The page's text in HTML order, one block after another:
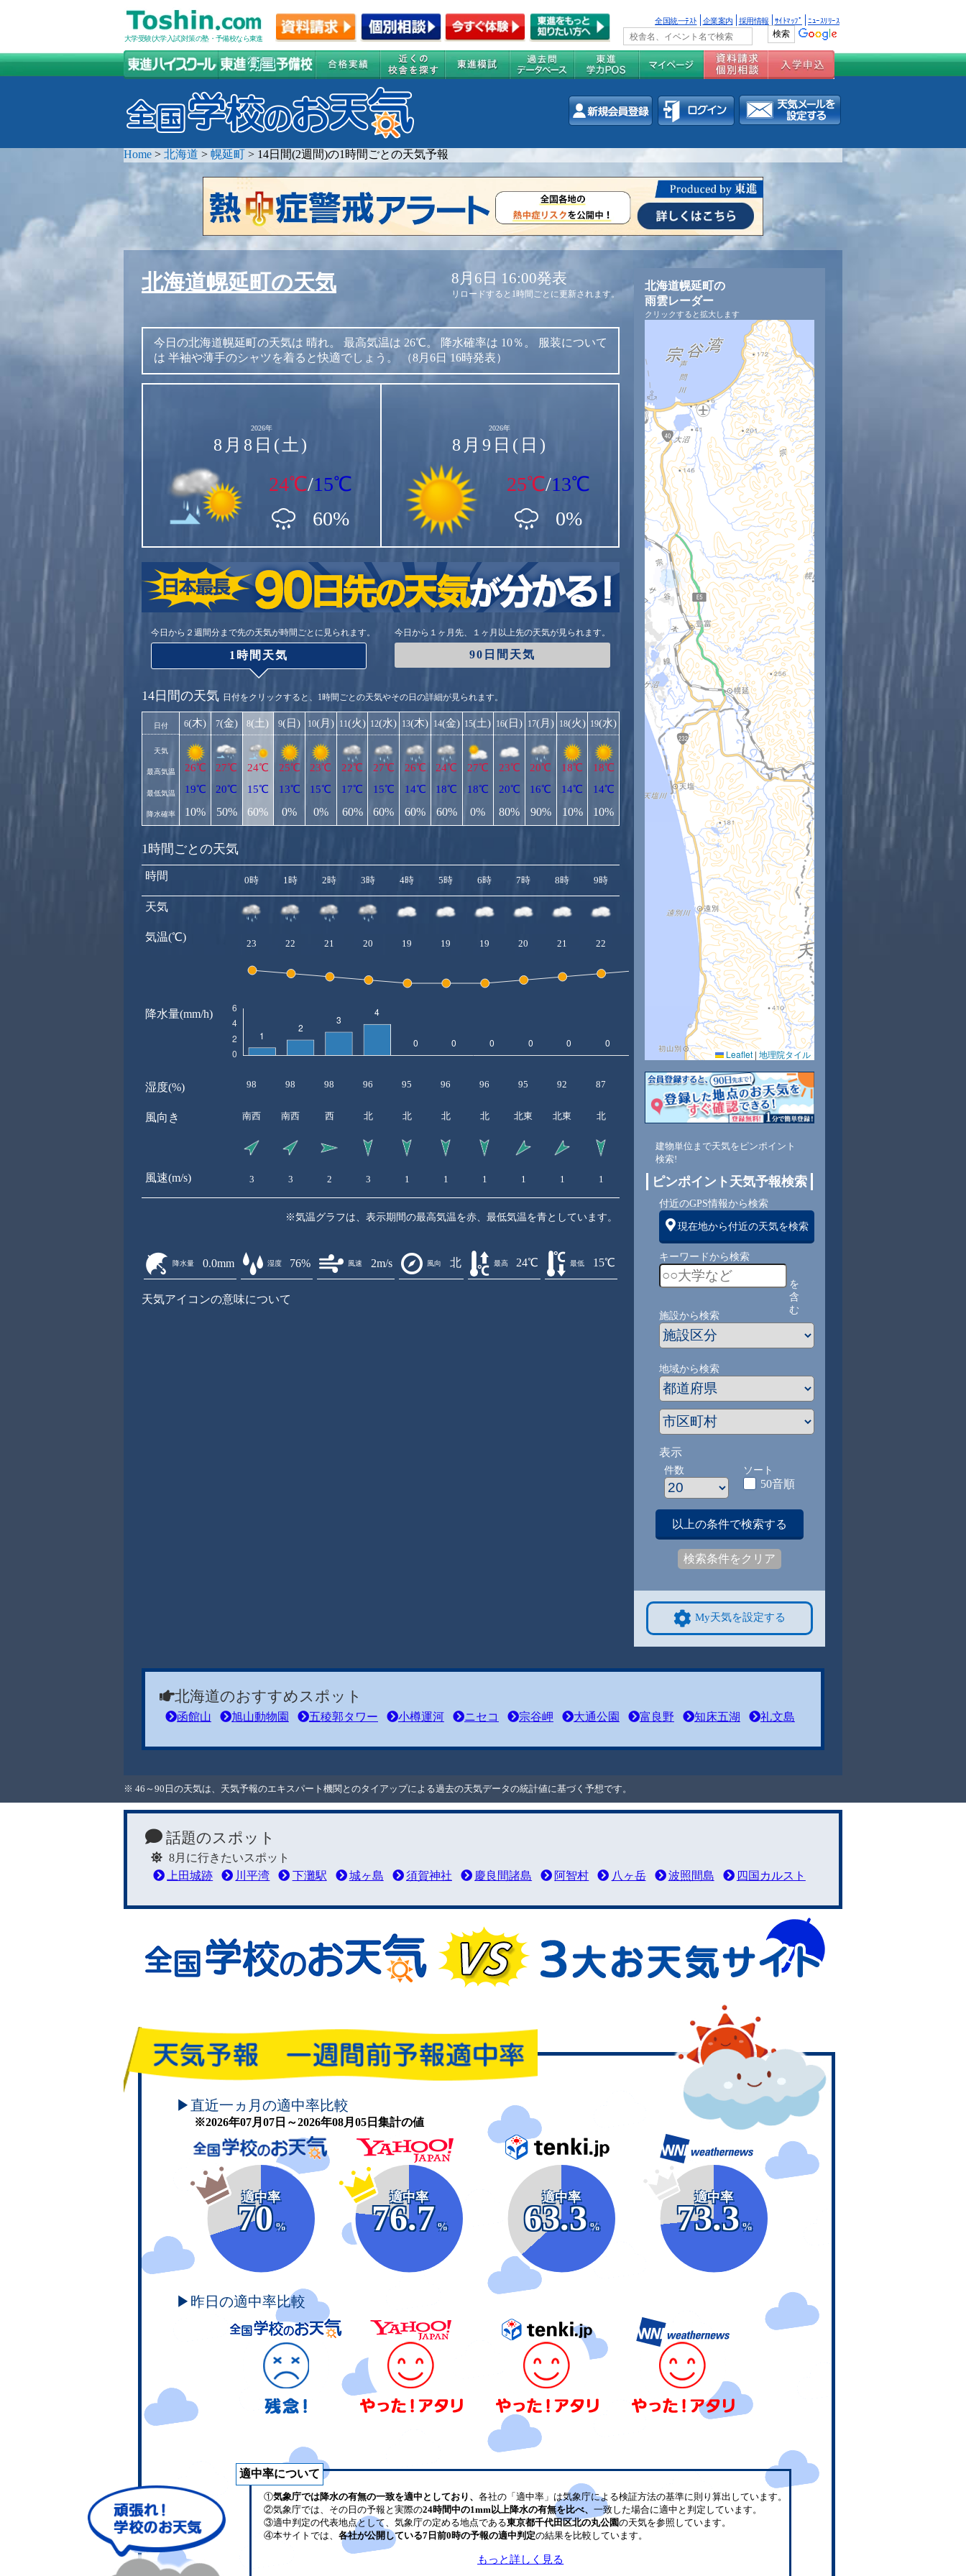
大学受験(大学入試)対策の塾・予備校なら東進
全国統一ﾃｽﾄ 企業案内 採用情報 ｻｲﾄﾏｯﾌﾟ ﾆｭｰｽﾘﾘｰｽ
Home > 北海道 > 幌延町 > 14日間(2週間)の1時間ごとの天気予報
北海道幌延町の天気 8月6日 16:00発表
リロードすると1時間ごとに更新されます。
今日の北海道幌延町の天気は 晴れ。 最高気温は 26℃。 降水確率は 10％。
服装について
は 半袖や薄手のシャツを着ると快適でしょう。 （8月6日 16時発表）
2026年
8月8日(土)
24℃/15℃
60%
2026年
8月9日(日)
25℃/13℃
0%
今日から２週間分まで先の天気が時間ごとに見られます。
1時間天気
今日から１ヶ月先、１ヶ月以上先の天気が見られます。
90日間天気
14日間の天気 日付をクリックすると、1時間ごとの天気やその日の詳細が見られます。
日付
天気
最高気温
最低気温
降水確率
6(木)
26℃
19℃
10%
7(金)
27℃
20℃
50%
8(土)
24℃
15℃
60%
9(日)
25℃
13℃
0%
10(月)
23℃
15℃
0%
11(火)
22℃
17℃
60%
12(水)
27℃
15℃
60%
13(木)
26℃
14℃
60%
14(金)
24℃
18℃
60%
15(土)
27℃
18℃
0%
16(日)
23℃
20℃
80%
17(月)
20℃
16℃
90%
18(火)
18℃
14℃
10%
19(水)
18℃
14℃
10%
1時間ごとの天気
時間
天気
気温(℃)
降水量(mm/h)
湿度(%)
風向き
風速(m/s)
0時 1時 2時 3時 4時 5時 6時 7時 8時 9時 12時 13時 14時
23 22 21 20 19 19 19 20 21 22 24 24 24
98 98 98 96 95 96 96 95 92 87 81 77 74 73
南西 南西 西 北 北 北 北 北東 北東 北 北 北 北
3 3 2 3 1 1 1 1 1 1 1 2 2 2
※気温グラフは、表示期間の最高気温を赤、最低気温を青としています。
降水量 0.0mm 湿度 76% 風速 2m/s 風向 北 最高 24℃ 最低 15℃
天気アイコンの意味について
北海道幌延町の
雨雲レーダー
クリックすると拡大します
Leaflet | 地理院タイル
建物単位まで天気をピンポイント
検索!
ピンポイント天気予報検索
付近のGPS情報から検索
現在地から付近の天気を検索
キーワードから検索
を
含
む
施設から検索
地域から検索
表示
件数 ソート
50音順
以上の条件で検索する
検索条件をクリア
My天気を設定する
北海道のおすすめスポット
函館山 旭山動物園 五稜郭タワー 小樽運河 ニセコ 宗谷岬 大通公園 富良野 知床五湖 礼文島
※ 46～90日の天気は、天気予報のエキスパート機関とのタイアップによる過去の天気データの統計値に基づく予想です。
話題のスポット
8月に行きたいスポット
上田城跡
川平湾 下灘駅 城ヶ島 須賀神社 慶良間諸島 阿智村 八ヶ岳 波照間島 四国カルスト
頑張れ！学校のお天気
▶直近一ヵ月の適中率比較
※2026年07月07日～2026年08月05日集計の値
適中率
70
%
適中率
76.7
%
適中率
63.3
%
適中率
73.3
%
▶昨日の適中率比較
適中率について
①気象庁では降水の有無の一致を適中としており、 各社の「適中率」は気象庁による検証方法の基準に則り算出しています。
②気象庁では、その日の予報と実際の24時間中の1mm以上降水の有無を比べ、 一致した場合に適中と判定しています。
③適中判定の代表地点として、気象庁の定める地点である東京都千代田区北の丸公園の天気を参照しています。
④本サイトでは、 各社が公開している7日前0時の予報の適中判定の結果を比較しています。
もっと詳しく見る